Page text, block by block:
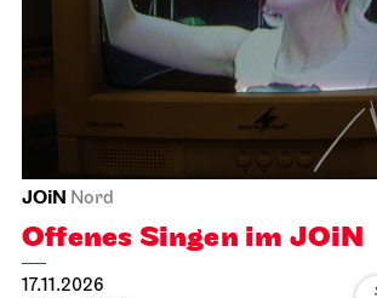
JOiN Nord
Offenes Singen im JOiN
17.11.2026